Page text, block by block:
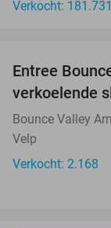
Verkocht: 181.731
Entree
verkoelende
Bounce Valley
Velp
Verkocht: 2.168